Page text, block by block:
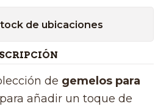
de ubicaciones
de gemelos para
añadir un toque de